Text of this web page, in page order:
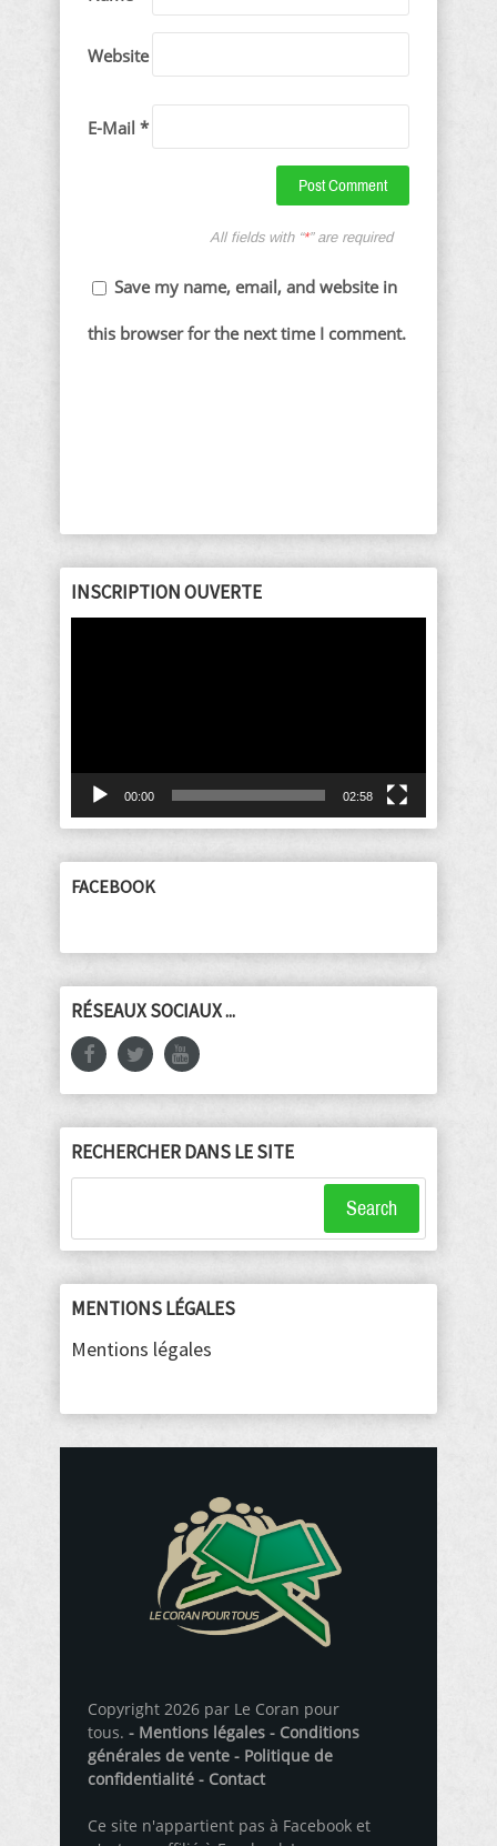
Website
E-Mail *
All fields with “*” are required
Save my name, email, and website in
this browser for the next time I comment.
INSCRIPTION OUVERTE
00:00 02:58
FACEBOOK
RÉSEAUX SOCIAUX ...
RECHERCHER DANS LE SITE
Search
MENTIONS LÉGALES
Mentions légales
Copyright 2026 par Le Coran pour
tous. - Mentions légales - Conditions
générales de vente - Politique de
confidentialité - Contact
Ce site n'appartient pas à Facebook et